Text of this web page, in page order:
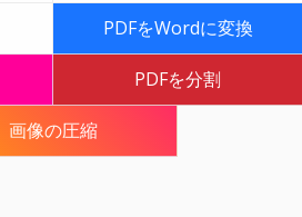
PDFをWordに変換
PDFを分割
画像の圧縮